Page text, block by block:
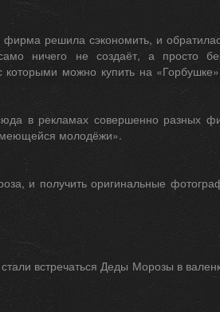
решила сэкономить, и
ничего не создаёт, а просто
можно купить на
в рекламах совершенно разных
молодёжи».
и получить оригинальные
встречаться Деды Морозы в